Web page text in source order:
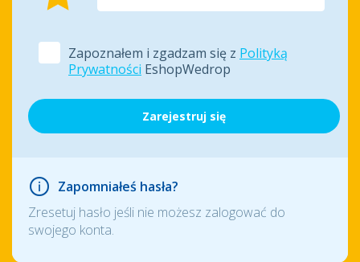
Zapoznałem i zgadzam się z Polityką
Prywatności EshopWedrop
Zapomniałeś hasła?
Zresetuj hasło jeśli nie możesz zalogować do
swojego konta.